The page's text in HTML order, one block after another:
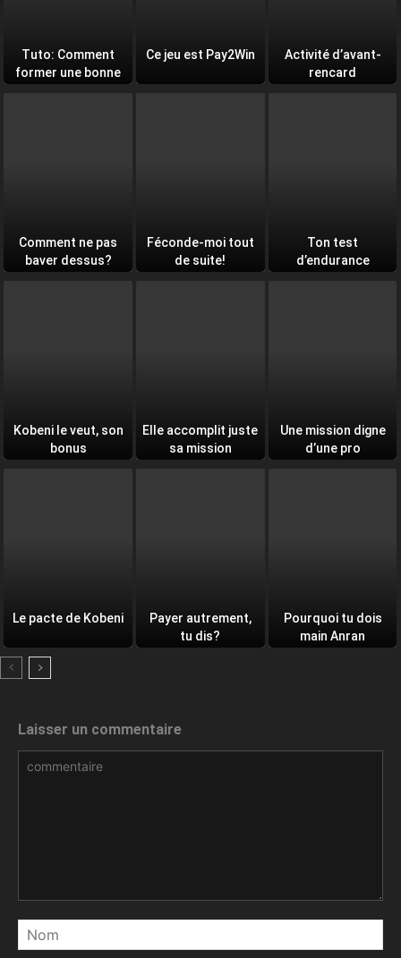
Tuto: Comment
former une bonne
Ce jeu est Pay2Win
Activité d’avant-
rencard
Comment ne pas
baver dessus?
Féconde-moi tout
de suite!
Ton test
d’endurance
Kobeni le veut, son
bonus
Elle accomplit juste
sa mission
Une mission digne
d’une pro
Le pacte de Kobeni
Payer autrement,
tu dis?
Pourquoi tu dois
main Anran
Laisser un commentaire